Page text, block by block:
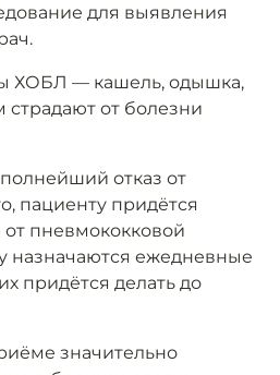
для выявления
ХОБЛ — кашель, одышка,
страдают от болезни
отказ от
пациенту придётся
пневмококковой
назначаются ежедневные
придётся делать до
значительно